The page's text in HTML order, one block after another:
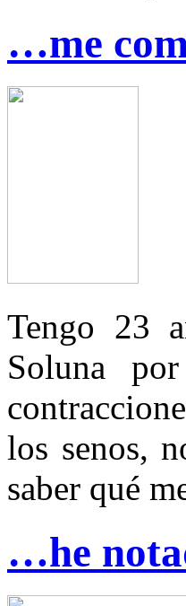
…me
Tengo 23
Soluna
los senos,
saber qué
…he